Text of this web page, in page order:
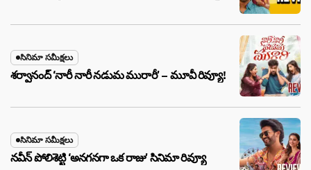
సినిమా సమీక్షలు
శర్వానంద్ ‘నారీ నారీ నడుమ మురారీ’ – మూవీ రివ్యూ!
సినిమా సమీక్షలు
నవీన్ పోలిశెట్టి ‘అనగనగా ఒక రాజు’ సినిమా రివ్యూ